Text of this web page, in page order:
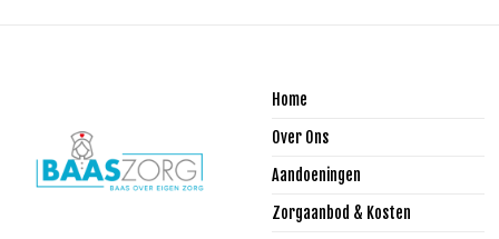
Home
Over Ons
Aandoeningen
Zorgaanbod & Kosten